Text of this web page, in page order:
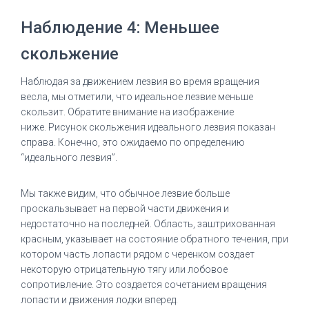
Наблюдение 4: Меньшее
скольжение
Наблюдая за движением лезвия во время вращения
весла, мы отметили, что идеальное лезвие меньше
скользит. Обратите внимание на изображение
ниже. Рисунок скольжения идеального лезвия показан
справа. Конечно, это ожидаемо по определению
“идеального лезвия”.
Мы также видим, что обычное лезвие больше
проскальзывает на первой части движения и
недостаточно на последней. Область, заштрихованная
красным, указывает на состояние обратного течения, при
котором часть лопасти рядом с черенком создает
некоторую отрицательную тягу или лобовое
сопротивление. Это создается сочетанием вращения
лопасти и движения лодки вперед.